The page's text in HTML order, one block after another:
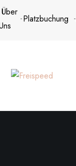
Zum
Inhalt
Über
Platzbuchung